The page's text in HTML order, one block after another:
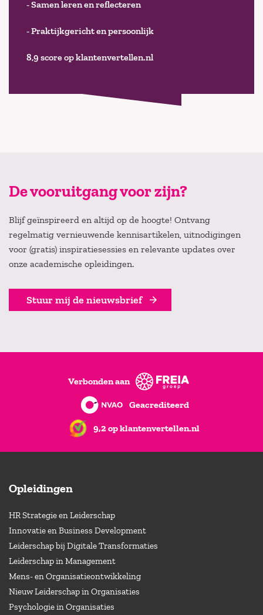
- Samen leren en reflecteren
- Praktijkgericht en persoonlijk
8,9 score op klantenvertellen.nl
De vooruitgang voor zijn?
Blijf geïnspireerd en altijd op de hoogte! Ontvang
regelmatig vernieuwende kennisartikelen, uitnodigingen
voor (gratis) inspiratiesessies en relevante updates over
onze academische opleidingen.
Stuur mij de nieuwsbrief
Verbonden aan
Geacrediteerd
9,2 op klantenvertellen.nl
Opleidingen
HR Strategie en Leiderschap
Innovatie en Business Development
Leiderschap bij Digitale Transformaties
Leiderschap in Management
Mens- en Organisatieontwikkeling
Nieuw Leiderschap in Organisaties
Psychologie in Organisaties